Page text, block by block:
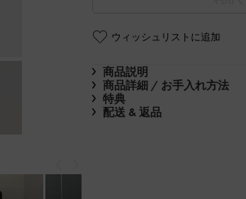
ウィッシュリストに追加
商品説明
商品詳細 / お手入れ方法
特典
配送 & 返品